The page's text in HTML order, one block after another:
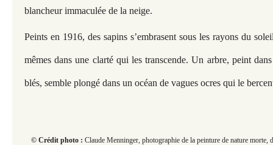
blancheur immaculée de la neige.
Peints en 1916, des sapins s’embrasent sous les rayons du
mêmes dans une clarté qui les transcende. Un arbre, peint
blés, semble plongé dans un océan de vagues ocres qui le
© Crédit photo : Claude Menninger, photographie de la peinture de nature morte,